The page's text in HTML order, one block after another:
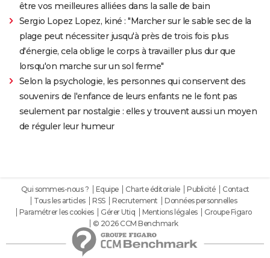
être vos meilleures alliées dans la salle de bain
Sergio Lopez Lopez, kiné : "Marcher sur le sable sec de la
plage peut nécessiter jusqu'à près de trois fois plus
d'énergie, cela oblige le corps à travailler plus dur que
lorsqu'on marche sur un sol ferme"
Selon la psychologie, les personnes qui conservent des
souvenirs de l'enfance de leurs enfants ne le font pas
seulement par nostalgie : elles y trouvent aussi un moyen
de réguler leur humeur
Qui sommes-nous ? Equipe Charte éditoriale Publicité
Contact
Tous les articles
RSS Recrutement
Données personnelles
Paramétrer les cookies
Gérer Utiq Mentions légales
Groupe Figaro
© 2026 CCM Benchmark